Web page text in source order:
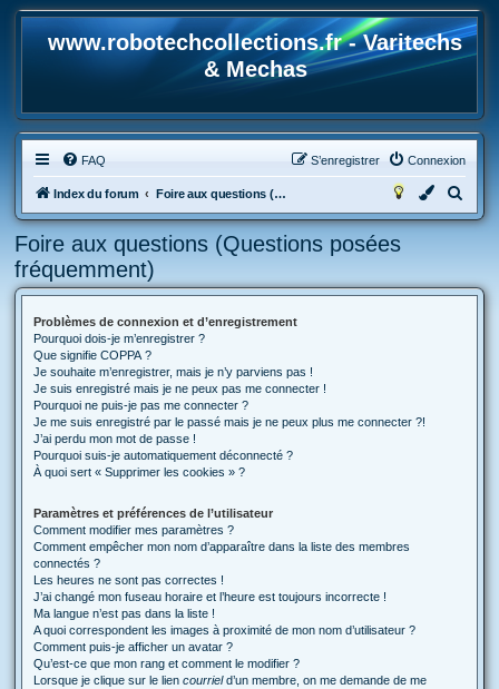
www.robotechcollections.fr - Varitechs
& Mechas
FAQ Connexion
S’enregistrer
Index du forum Foire aux questions (Questions posées fréquemment)
e
e
Foire aux questions (Questions posées
fréquemment)
Problèmes de connexion et d’enregistrement
Pourquoi dois-je m’enregistrer ?
Que signifie COPPA ?
Je souhaite m’enregistrer, mais je n’y parviens pas !
Je suis enregistré mais je ne peux pas me connecter !
Pourquoi ne puis-je pas me connecter ?
Je me suis enregistré par le passé mais je ne peux plus me connecter ?!
J’ai perdu mon mot de passe !
Pourquoi suis-je automatiquement déconnecté ?
À quoi sert « Supprimer les cookies » ?
Paramètres et préférences de l’utilisateur
Comment modifier mes paramètres ?
Comment empêcher mon nom d’apparaître dans la liste des membres
connectés ?
Les heures ne sont pas correctes !
J’ai changé mon fuseau horaire et l’heure est toujours incorrecte !
Ma langue n’est pas dans la liste !
A quoi correspondent les images à proximité de mon nom d’utilisateur ?
Comment puis-je afficher un avatar ?
Qu’est-ce que mon rang et comment le modifier ?
Lorsque je clique sur le lien courrield’un membre, on me demande de me